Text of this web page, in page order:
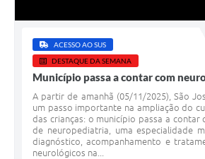
ACESSO AO SUS
DESTAQUE DA SEMANA
Município passa a contar com
A partir de amanhã (05/11/2025), São
um passo importante na ampliação do
das crianças: o município passa a contar
de neuropediatria, uma especialidade
diagnóstico, acompanhamento e
neurológicos na...